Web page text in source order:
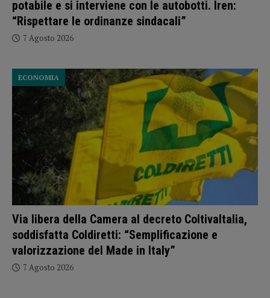
potabile e si interviene con le autobotti. Iren:
“Rispettare le ordinanze sindacali”
7 Agosto 2026
Via libera della Camera al decreto ColtivaItalia,
soddisfatta Coldiretti: “Semplificazione e
valorizzazione del Made in Italy”
ECONOMIA
7 Agosto 2026